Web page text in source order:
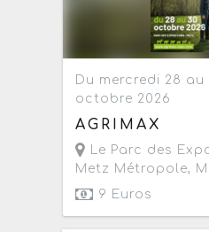
Du mercredi 28 au
octobre 2026
AGRIMAX
Le Parc des
Metz Métropole,
9 Euros